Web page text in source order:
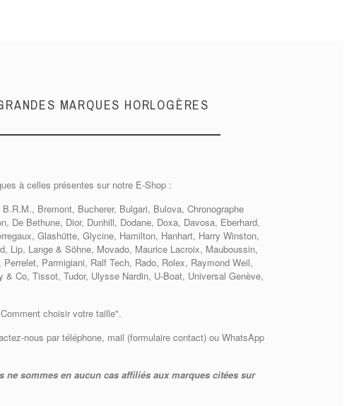
MARQUES HORLOGÈRES
à celles présentes sur notre E-Shop :
Bremont, Bucherer, Bulgari, Bulova, Chronographe
De Bethune, Dior, Dunhill, Dodane, Doxa, Davosa, Eberhard,
Glashütte, Glycine, Hamilton, Hanhart, Harry Winston,
Lip, Lange & Söhne, Movado, Maurice Lacroix, Mauboussin,
Parmigiani, Ralf Tech, Rado, Rolex, Raymond Weil,
Co, Tissot, Tudor, Ulysse Nardin, U-Boat, Universal Genève,
choisir votre taille".
nous par téléphone, mail (formulaire contact) ou WhatsApp
sommes en aucun cas affiliés aux marques citées sur